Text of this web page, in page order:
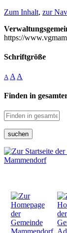
Zum Inhalt, zur
https://
Schriftgröße
A A A
Finden in
suchen